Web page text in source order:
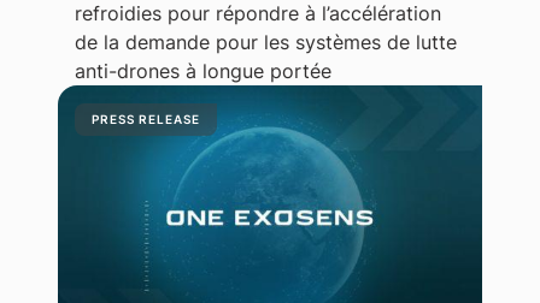
refroidies pour répondre à l’accélération
de la demande pour les systèmes de lutte
anti-drones à longue portée
PRESS RELEASE